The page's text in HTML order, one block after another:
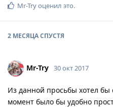
Mr-Tryоценил это.
2 МЕСЯЦАСПУСТЯ
Mr-Try 30 окт 2017
Из данной просьбы хотел
момент было бы удобно